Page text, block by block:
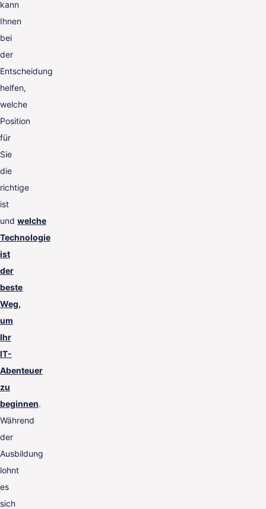
kann
Ihnen
bei
der
Entscheidung
helfen,
welche
Position
für
Sie
die
richtige
ist
und welche
Technologie
ist
der
beste
Weg,
um
Ihr
IT-
Abenteuer
zu
beginnen.
Während
der
Ausbildung
lohnt
es
sich